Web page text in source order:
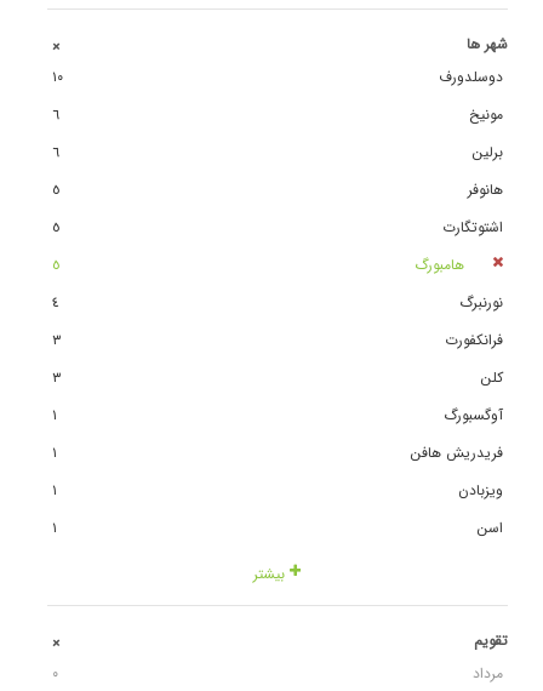
شهر ها +
دوسلدورف
١٠
مونیخ
٦
برلین
٦
هانوفر
٥
اشتوتگارت
٥
هامبورگ
٥
نورنبرگ
٤
فرانکفورت
٣
کلن
٣
آوگسبورگ
١
فریدریش هافن
١
ویزبادن
١
اسن
١
بیشتر
تقویم +
مرداد
٠